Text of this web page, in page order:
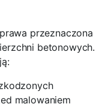
przeznaczona
betonowych.
malowaniem